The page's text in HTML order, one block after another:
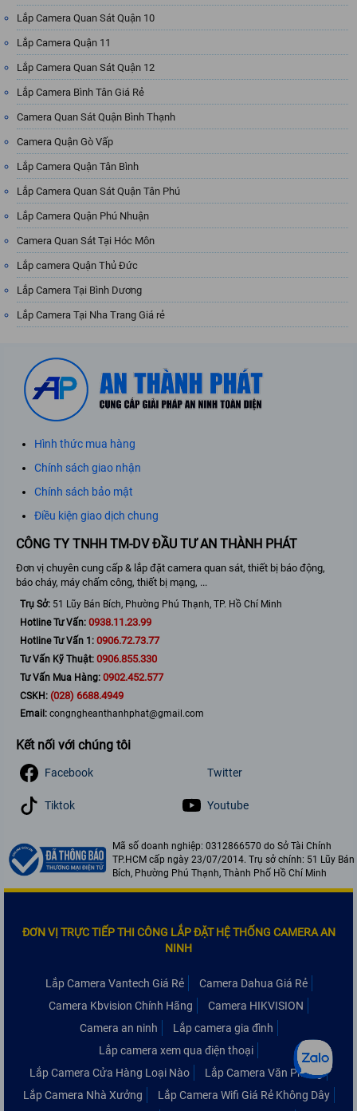
Lắp Camera Quan Sát Quận 10
Lắp Camera Quận 11
Lắp Camera Quan Sát Quận 12
Lắp Camera Bình Tân Giá Rẻ
Camera Quan Sát Quận Bình Thạnh
Camera Quận Gò Vấp
Lắp Camera Quận Tân Bình
Lắp Camera Quan Sát Quận Tân Phú
Lắp Camera Quận Phú Nhuận
Camera Quan Sát Tại Hóc Môn
Lắp camera Quận Thủ Đức
Lắp Camera Tại Bình Dương
Lắp Camera Tại Nha Trang Giá rẻ
Hình thức mua hàng
Chính sách giao nhận
Chính sách bảo mật
Điều kiện giao dịch chung
CÔNG TY TNHH TM-DV ĐẦU TƯ AN THÀNH PHÁT
Đơn vị chuyên cung cấp & lắp đặt camera quan sát, thiết bị báo động,
báo cháy, máy chấm công, thiết bị mạng, ...
Trụ Sở: 51 Lũy Bán Bích, Phường Phú Thạnh, TP. Hồ Chí Minh
Hotline Tư Vấn: 0938.11.23.99
Hotline Tư Vấn 1: 0906.72.73.77
Tư Vấn Kỹ Thuật: 0906.855.330
Tư Vấn Mua Hàng: 0902.452.577
CSKH: (028) 6688.4949
Email: congngheanthanhphat@gmail.com
Kết nối với chúng tôi
Facebook Twitter
Tiktok Youtube
Mã số doanh nghiệp: 0312866570 do Sở Tài Chính
TP.HCM cấp ngày 23/07/2014. Trụ sở chính: 51 Lũy Bán
Bích, Phường Phú Thạnh, Thành Phố Hồ Chí Minh
ĐƠN VỊ TRỰC TIẾP THI CÔNG LẮP ĐẶT HỆ THỐNG CAMERA AN
NINH
Lắp Camera Vantech Giá Rẻ
Camera Dahua Giá Rẻ
Camera Kbvision Chính Hãng
Camera HIKVISION
Camera an ninh
Lắp camera gia đình
Lắp camera xem qua điện thoại
Lắp Camera Cửa Hàng Loại Nào
Lắp Camera Văn Phòng
Lắp Camera Nhà Xưởng
Lắp Camera Wifi Giá Rẻ Không Dây